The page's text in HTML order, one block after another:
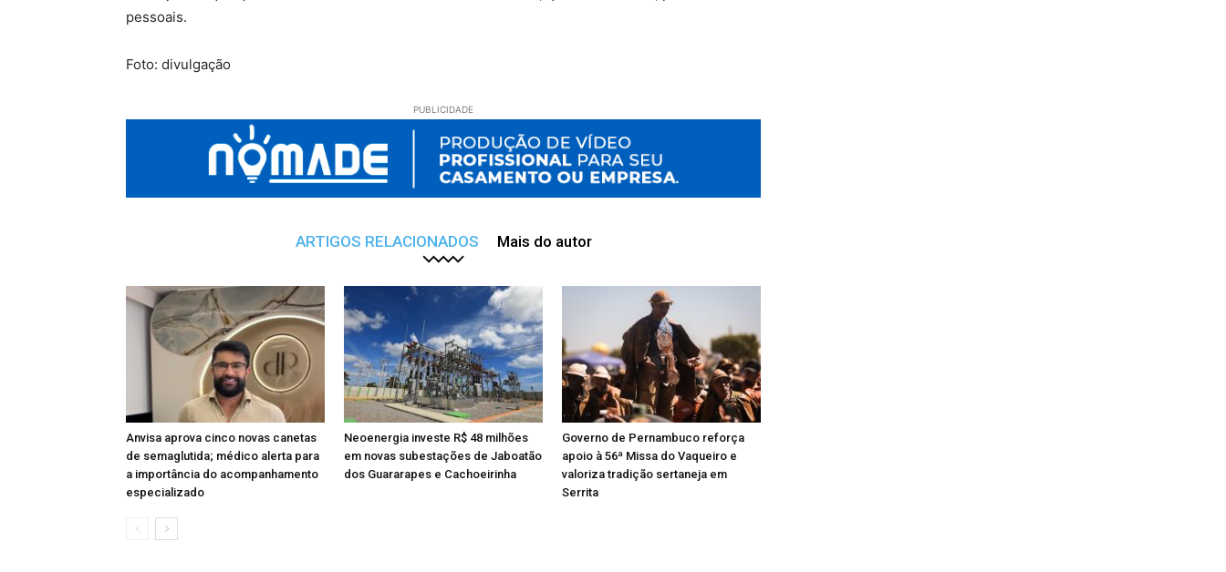
pessoais.
Foto: divulgação
PUBLICIDADE
ARTIGOS RELACIONADOS Mais do autor
Anvisa aprova cinco novas canetas
de semaglutida; médico alerta para
a importância do acompanhamento
especializado
Neoenergia investe R$ 48 milhões
em novas subestações de Jaboatão
dos Guararapes e Cachoeirinha
Governo de Pernambuco reforça
apoio à 56ª Missa do Vaqueiro e
valoriza tradição sertaneja em
Serrita